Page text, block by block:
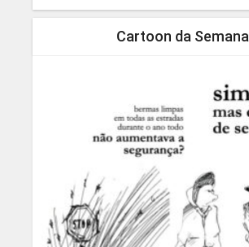
Cartoon da Semana